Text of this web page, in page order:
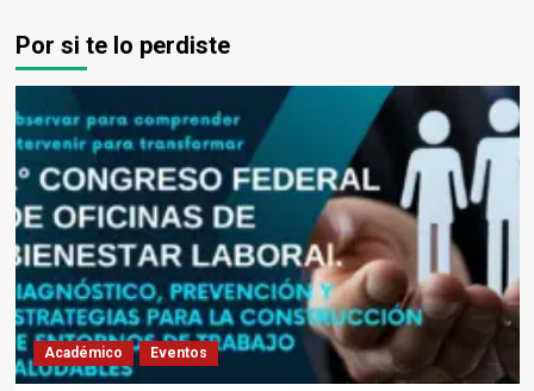
Por si te lo perdiste
Académico Eventos